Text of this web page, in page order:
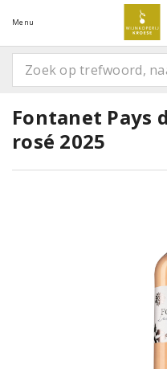
Menu
Fontanet Pays
rosé 2025